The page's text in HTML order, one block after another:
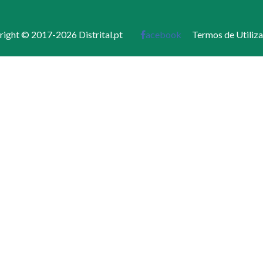
© 2017-2026 Distrital.pt acebook Termos de